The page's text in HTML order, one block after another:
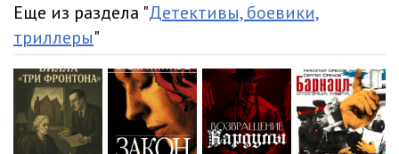
026_Nazhyvka
027_Nazhyvka 08:34
028_Nazhyvka 09:50
029_Nazhyvka 08:33
Еще из раздела "Детективы, боевики,
триллеры"